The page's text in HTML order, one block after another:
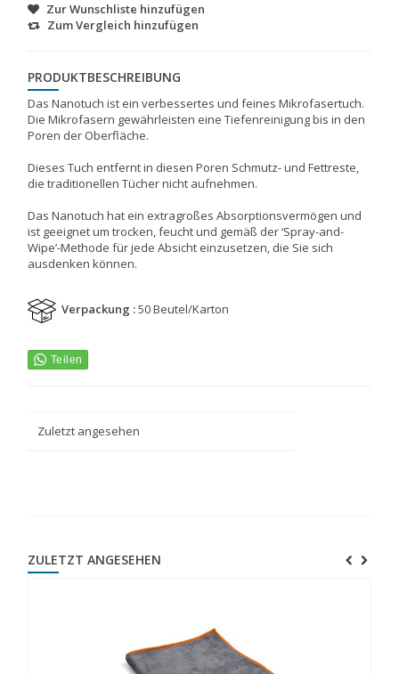
Zur Wunschliste hinzufügen
Zum Vergleich hinzufügen
PRODUKTBESCHREIBUNG
Das Nanotuch ist ein verbessertes und feines Mikrofasertuch.
Die Mikrofasern gewährleisten eine Tiefenreinigung bis in den
Poren der Oberfläche.
Dieses Tuch entfernt in diesen Poren Schmutz- und Fettreste,
die traditionellen Tücher nicht aufnehmen.
Das Nanotuch hat ein extragroßes Absorptionsvermögen und
ist geeignet um trocken, feucht und gemäß der ‘Spray-and-
Wipe’-Methode für jede Absicht einzusetzen, die Sie sich
ausdenken können.
Verpackung :50 Beutel/Karton
Zuletzt angesehen
ZULETZT ANGESEHEN